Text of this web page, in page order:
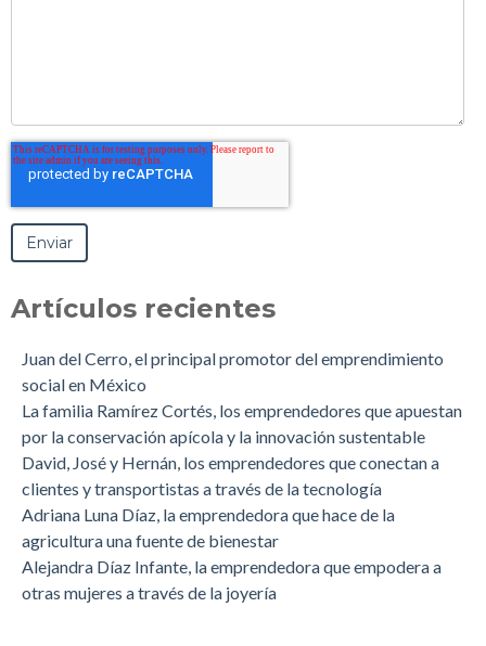
Artículos recientes
Juan del Cerro, el principal promotor del emprendimiento
social en México
La familia Ramírez Cortés, los emprendedores que apuestan
por la conservación apícola y la innovación sustentable
David, José y Hernán, los emprendedores que conectan a
clientes y transportistas a través de la tecnología
Adriana Luna Díaz, la emprendedora que hace de la
agricultura una fuente de bienestar
Alejandra Díaz Infante, la emprendedora que empodera a
otras mujeres a través de la joyería